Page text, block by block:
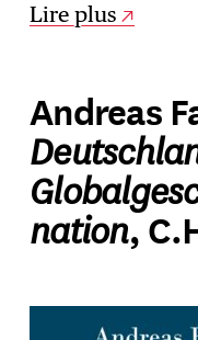
Lire plus
Andreas
nation,